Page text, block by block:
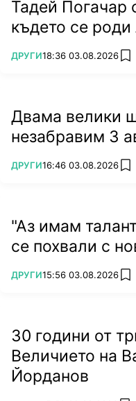
Тадей Погачар
където се роди
ПОВЕЧЕ ОТ
ДРУГИ18:36 03.08.2026
Двама велики
незабравим 3
ПОВЕЧЕ ОТ
ДРУГИ16:46 03.08.2026
"Аз имам
се похвали с
ПОВЕЧЕ ОТ
ДРУГИ15:56 03.08.2026
30 години от
Величието на
Йорданов